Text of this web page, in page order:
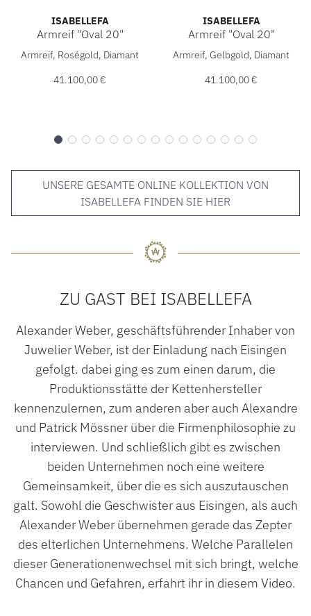
ISABELLEFA
Armreif "Oval 20"
IsabelleFa Armreif "Oval 20", Ref: 02023/20ARM-ROS,
Armreif, Roségold, Diamant
41.100,00 €
ISABELLEFA
Armreif "Oval 20"
IsabelleFa Armreif "Oval
Armreif, Gelbgold, Diamant
41.100,00 €
UNSERE GESAMTE ONLINE KOLLEKTION VON
ISABELLEFA FINDEN SIE HIER
ZU GAST BEI ISABELLEFA
Alexander Weber, geschäftsführender Inhaber von
Juwelier Weber, ist der Einladung nach Eisingen
gefolgt. dabei ging es zum einen darum, die
Produktionsstätte der Kettenhersteller
kennenzulernen, zum anderen aber auch Alexandre
und Patrick Mössner über die Firmenphilosophie zu
interviewen. Und schließlich gibt es zwischen
beiden Unternehmen noch eine weitere
Gemeinsamkeit, über die es sich auszutauschen
galt. Sowohl die Geschwister aus Eisingen, als auch
Alexander Weber übernehmen gerade das Zepter
des elterlichen Unternehmens. Welche Parallelen
dieser Generationenwechsel mit sich bringt, welche
Chancen und Gefahren, erfahrt ihr in diesem Video.